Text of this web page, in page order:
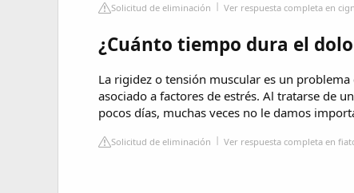
Solicitud de eliminación Ver respuesta completa en
¿Cuánto tiempo dura el
La rigidez o tensión muscular es un
asociado a factores de estrés. Al tratarse de
pocos días, muchas veces no le damos
Solicitud de eliminación Ver respuesta completa en